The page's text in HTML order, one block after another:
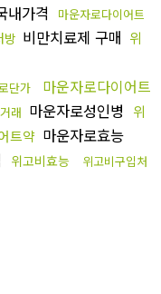
내가격 마운자로다이어트
방 비만치료제 구매 위
단가
마운자로다이어트
래 마운자로성인병
위
트약 마운자로효능
위고비효능 위고비구입처